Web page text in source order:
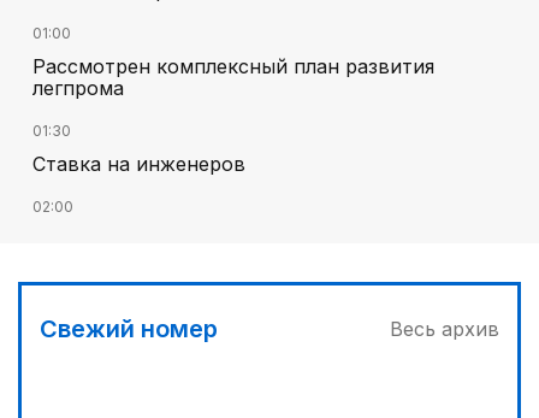
01:00
Рассмотрен комплексный план развития
легпрома
01:30
Ставка на инженеров
02:00
02:30
Программа модернизации – в действии
Свежий номер Весь архив